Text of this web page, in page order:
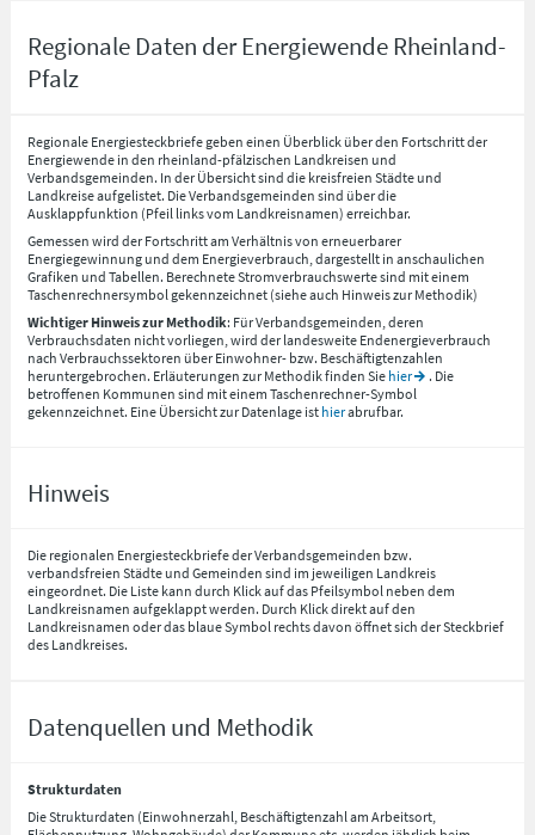
Regionale Daten der Energiewende Rheinland-
Pfalz
Regionale Energiesteckbriefe geben einen Überblick über den Fortschritt der
Energiewende in den rheinland-pfälzischen Landkreisen und
Verbandsgemeinden. In der Übersicht sind die kreisfreien Städte und
Landkreise aufgelistet. Die Verbandsgemeinden sind über die
Ausklappfunktion (Pfeil links vom Landkreisnamen) erreichbar.
Gemessen wird der Fortschritt am Verhältnis von erneuerbarer
Energiegewinnung und dem Energieverbrauch, dargestellt in anschaulichen
Grafiken und Tabellen. Berechnete Stromverbrauchswerte sind mit einem
Taschenrechnersymbol gekennzeichnet (siehe auch Hinweis zur Methodik)
Wichtiger Hinweis zur Methodik: Für Verbandsgemeinden, deren
Verbrauchsdaten nicht vorliegen, wird der landesweite Endenergieverbrauch
nach Verbrauchssektoren über Einwohner- bzw. Beschäftigtenzahlen
heruntergebrochen. Erläuterungen zur Methodik finden Sie hier
. Die
betroffenen Kommunen sind mit einem Taschenrechner-Symbol
gekennzeichnet. Eine Übersicht zur Datenlage ist hierabrufbar.
Hinweis
Die regionalen Energiesteckbriefe der Verbandsgemeinden bzw.
verbandsfreien Städte und Gemeinden sind im jeweiligen Landkreis
eingeordnet. Die Liste kann durch Klick auf das Pfeilsymbol neben dem
Landkreisnamen aufgeklappt werden. Durch Klick direkt auf den
Landkreisnamen oder das blaue Symbol rechts davon öffnet sich der Steckbrief
des Landkreises.
Datenquellen und Methodik
Strukturdaten
Die Strukturdaten (Einwohnerzahl, Beschäftigtenzahl am Arbeitsort,